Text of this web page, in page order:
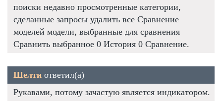
поиски недавно просмотренные категории,
сделанные запросы удалить все Сравнение
моделей модели, выбранные для сравнения
Сравнить выбранное 0 История 0 Сравнение.
Шелти ответил(а)
Рукавами, потому зачастую является индикатором.